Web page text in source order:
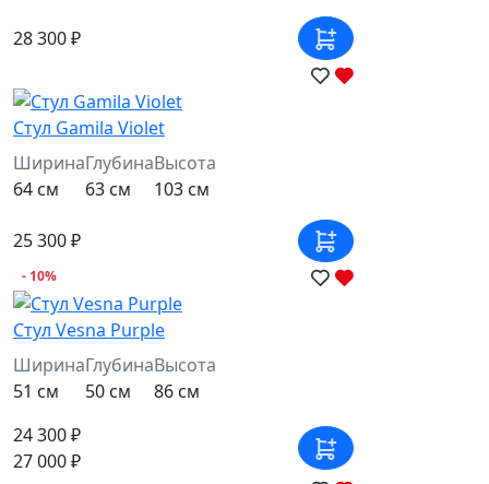
28 300 ₽
Стул Gamila Violet
Ширина
64 см
Глубина
63 см
Высота
103 см
25 300 ₽
- 10%
Стул Vesna Purple
Ширина
51 см
Глубина
50 см
Высота
86 см
24 300 ₽
27 000 ₽